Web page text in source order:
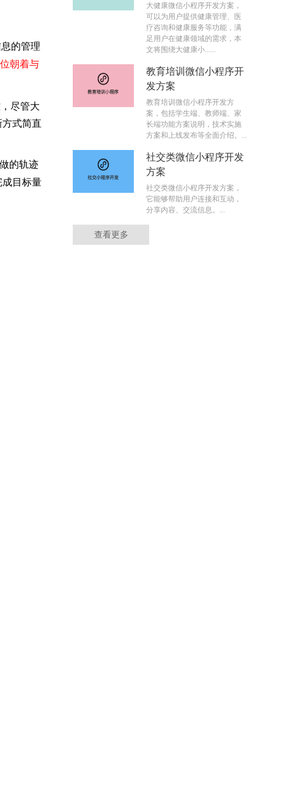
的管理
朝着与
尽管大
式简直
的轨迹
成目标量
大健康微信小程序开发方案，
可以为用户提供健康管理、医
疗咨询和健康服务等功能，满
足用户在健康领域的需求，本
文将围绕大健康小......
教育培训微信小程序开
发方案
教育培训微信小程序开发方
案，包括学生端、教师端、家
长端功能方案说明，技术实施
方案和上线发布等全面介绍。...
社交类微信小程序开发
方案
社交类微信小程序开发方案，
它能够帮助用户连接和互动，
分享内容、交流信息。...
查看更多